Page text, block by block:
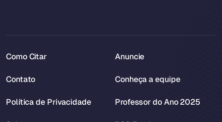
Como Citar
Contato
Política de Privacidade
Anuncie
Conheça a equipe
Professor do Ano 2025